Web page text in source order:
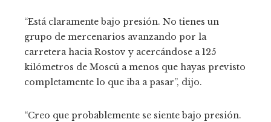
“Está claramente bajo presión. No tienes un
grupo de mercenarios avanzando por la
carretera hacia Rostov y acercándose a 125
kilómetros de Moscú a menos que hayas previsto
completamente lo que iba a pasar”, dijo.
“Creo que probablemente se siente bajo presión.